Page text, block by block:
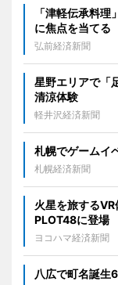
「津軽伝承料
に焦点を当てる
弘前経済新聞
星野エリアで「
清涼体験
軽井沢経済新聞
札幌でゲームイ
札幌経済新聞
火星を旅する
PLOT48に登場
ヨコハマ経済新聞
八広で町名誕